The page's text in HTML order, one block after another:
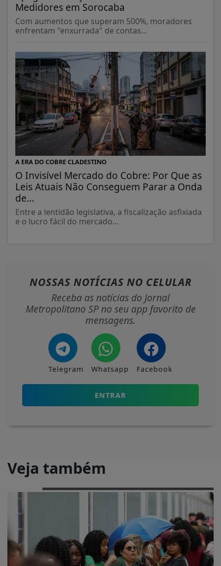
Medidores em Sorocaba
Com aumentos que superam 500%, moradores
enfrentam "enxurrada" de contas...
A ERA DO COBRE CLADESTINO
O Invisível Mercado do Cobre: Por Que as
Leis Atuais Não Conseguem Parar a Onda
de...
Entre a lentidão legislativa, a fiscalização asfixiada
e o lucro fácil do mercado...
NOSSAS NOTÍCIAS NO CELULAR
Receba as notícias do Jornal
Metropolitano SP no seu app favorito de
mensagens.
Telegram Whatsapp Facebook
ENTRAR
Veja também